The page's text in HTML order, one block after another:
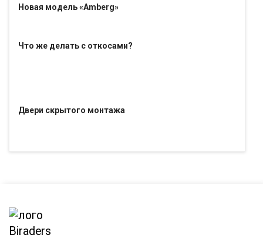
Новая модель «Amberg»
Что же делать с откосами?
Двери скрытого монтажа